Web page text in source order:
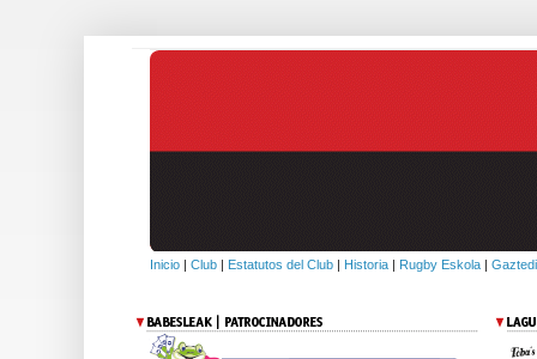
Inicio | Club | Estatutos del Club | Historia | Rugby Eskola |